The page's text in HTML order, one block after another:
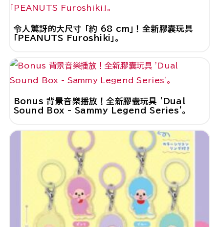
令人驚訝的大尺寸 「約 68 cm」！全新膠囊玩具
「PEANUTS Furoshiki」。
Bonus 背景音樂播放！全新膠囊玩具 'Dual
Sound Box - Sammy Legend Series'。